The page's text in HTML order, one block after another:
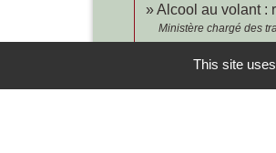
Alcool au volant :
Ministère chargé des
This site